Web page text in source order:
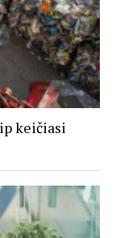
keičiasi